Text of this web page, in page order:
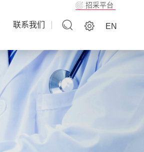
EN
招采平台
联系我们